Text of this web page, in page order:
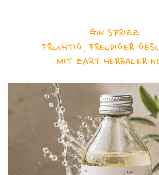
GIN SPRIZZ
FRUCHTIG, FREUDIGER
MIT ZART HERBALER